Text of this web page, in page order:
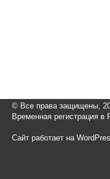
© Все права защищены,
Временная регистрация в
Сайт работает на